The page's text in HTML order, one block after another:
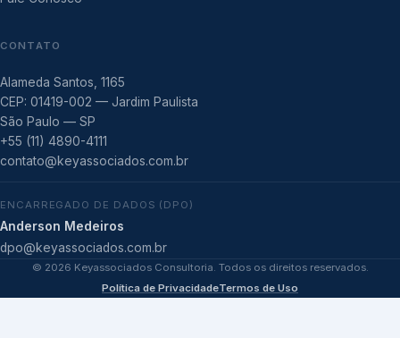
CONTATO
Alameda Santos, 1165
CEP: 01419-002 — Jardim Paulista
São Paulo — SP
+55 (11) 4890-4111
contato@keyassociados.com.br
ENCARREGADO DE DADOS (DPO)
Anderson Medeiros
dpo@keyassociados.com.br
© 2026 Keyassociados Consultoria. Todos os direitos reservados.
Política de PrivacidadeTermos de Uso